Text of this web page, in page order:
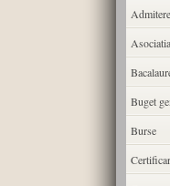
Buget
Burse